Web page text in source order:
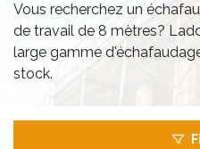
Vous recherchez un
de travail de 8 mètres?
large gamme
stock.